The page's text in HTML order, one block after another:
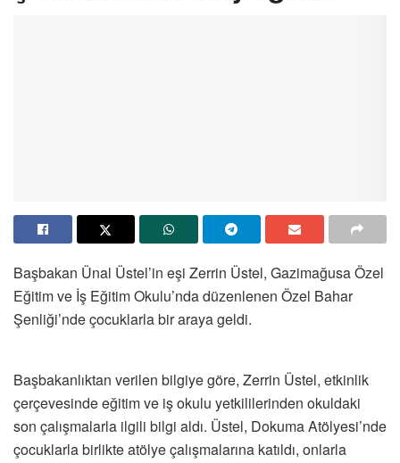
Başbakan Ünal Üstel’in eşi Zerrin Üstel, Gazimağusa Özel
Eğitim ve İş Eğitim Okulu’nda düzenlenen Özel Bahar
Şenliği’nde çocuklarla bir araya geldi.
Başbakanlıktan verilen bilgiye göre, Zerrin Üstel, etkinlik
çerçevesinde eğitim ve iş okulu yetkililerinden okuldaki
son çalışmalarla ilgili bilgi aldı. Üstel, Dokuma Atölyesi’nde
çocuklarla birlikte atölye çalışmalarına katıldı, onlarla